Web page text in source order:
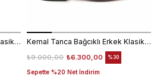
Kemal Tanca Bağcıklı Erkek Klasik Ayakkabı 700 Kemal Tanca Bağcıklı Erkek Klasik Ayakkabı 700
₺6.300,00
₺9.000,00
Sepette %20 Net İndirim
%30